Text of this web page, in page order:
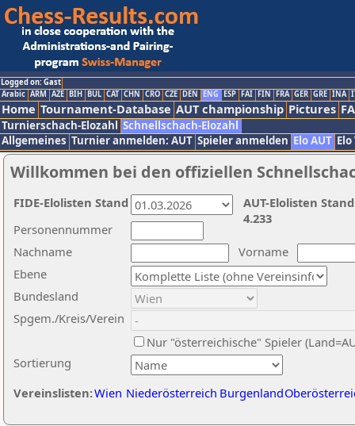
Logged on: Gast
Arabic ARM AZE BIH BUL CAT CHN CRO CZE DEN ENG ESP FAI FIN FRA GER GRE INA
Home Tournament-Database AUT championship Pictures
Turnierschach-Elozahl Schnellschach-Elozahl
Allgemeines Turnier anmelden: AUT Spieler anmelden Elo AUT
Willkommen bei den offiziellen
Nachname
Vorname
Ebene
Sortierung
Personennummer
Bundesland
Spgem./Kreis/Verein
Nur "österreichische" Spieler
Vereinslisten:Wien Niederösterreich Burgenland
AUT-Elolisten
4.233
FIDE-Elolisten Stand